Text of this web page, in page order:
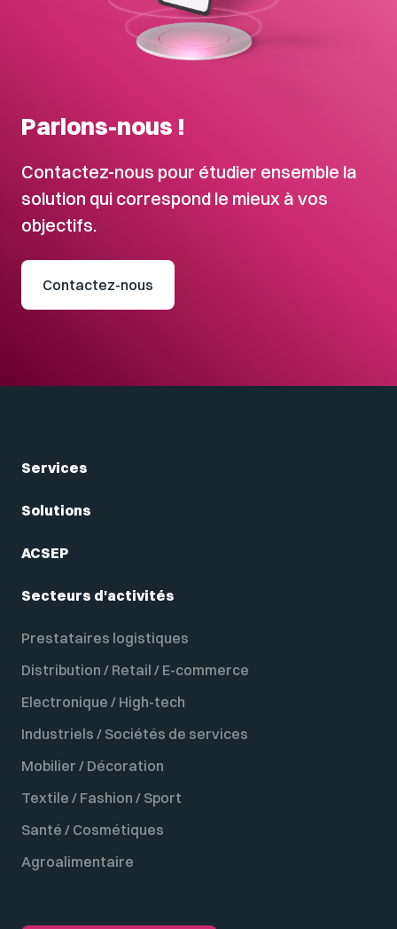
Parlons-nous !
Contactez-nous pour étudier ensemble la
solution qui correspond le mieux à vos
objectifs.
Contactez-nous
Services
Solutions
ACSEP
Secteurs d'activités
Prestataires logistiques
Distribution / Retail / E-commerce
Electronique / High-tech
Industriels / Sociétés de services
Mobilier / Décoration
Textile / Fashion / Sport
Santé / Cosmétiques
Agroalimentaire